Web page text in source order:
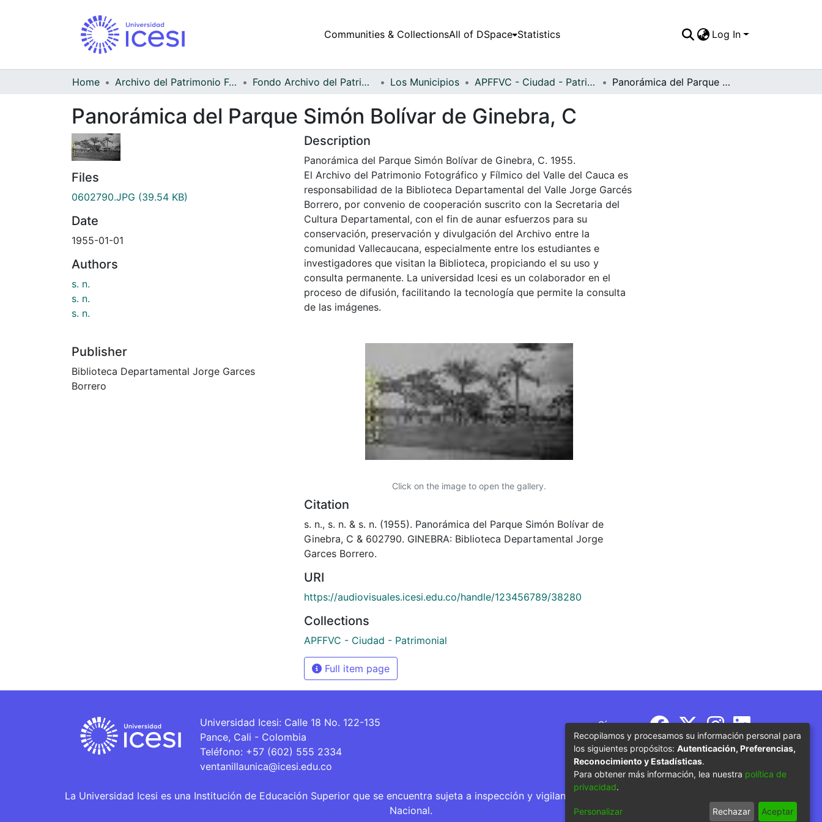
Communities & CollectionsAll of DSpace Statistics Log In
Home Archivo del Patrimonio Fotográfico y Fílmico del Valle del Cauca Fondo Archivo del Patrimonio Fotográfico y Fílmico del Valle del Cauca Los Municipios APFFVC - Ciudad - Patrimonial Panorámica del Parque Simón Bolívar de Ginebra, C
Panorámica del Parque Simón Bolívar de Ginebra, C
Files
0602790.JPG (39.54 KB)
Date
1955-01-01
Authors
s. n.
s. n.
s. n.
Publisher
Biblioteca Departamental Jorge Garces
Borrero
Description
Panorámica del Parque Simón Bolívar de Ginebra, C. 1955.
El Archivo del Patrimonio Fotográfico y Fílmico del Valle del Cauca es
responsabilidad de la Biblioteca Departamental del Valle Jorge Garcés
Borrero, por convenio de cooperación suscrito con la Secretaria del
Cultura Departamental, con el fin de aunar esfuerzos para su
conservación, preservación y divulgación del Archivo entre la
comunidad Vallecaucana, especialmente entre los estudiantes e
investigadores que visitan la Biblioteca, propiciando el su uso y
consulta permanente. La universidad Icesi es un colaborador en el
proceso de difusión, facilitando la tecnología que permite la consulta
de las imágenes.
Click on the image to open the gallery.
Citation
s. n., s. n. & s. n. (1955). Panorámica del Parque Simón Bolívar de
Ginebra, C & 602790. GINEBRA: Biblioteca Departamental Jorge
Garces Borrero.
URI
https://audiovisuales.icesi.edu.co/handle/123456789/38280
Collections
APFFVC - Ciudad - Patrimonial
Full item page
Universidad Icesi: Calle 18 No. 122-135
Pance, Cali - Colombia
Teléfono: +57 (602) 555 2334
ventanillaunica@icesi.edu.co
Síguenos
La Universidad Icesi es una Institución de Educación Superior que se encuentra sujeta a inspección y vigilancia por parte del Ministerio de Educación
Nacional.
Recopilamos y procesamos su información personal para
los siguientes propósitos: Autenticación, Preferencias,
Reconocimiento y Estadísticas.
Para obtener más información, lea nuestra política de
privacidad.
Personalizar Rechazar Aceptar